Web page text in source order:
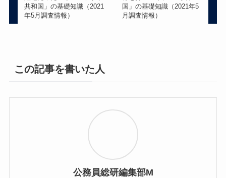
共和国」の基礎知識（2021
年5月調査情報）
国」の基礎知識（2021年5
月調査情報）
この記事を書いた人
公務員総研編集部M